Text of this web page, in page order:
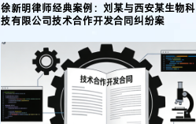
传统文化 更多 >>
徐新明律师经典案例：刘某与西安某生物科
技有限公司技术合作开发合同纠纷案